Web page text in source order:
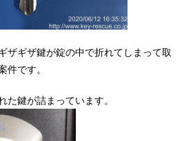
ザギザ鍵が錠の中で折れてしまって取
件です。
た鍵が詰まっています。